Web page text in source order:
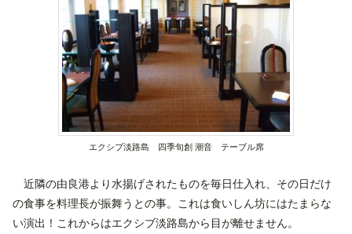
エクシブ淡路島 四季旬創 潮音 テーブル席
近隣の由良港より水揚げされたものを毎日仕入れ、その日だけ
の食事を料理長が振舞うとの事。これは食いしん坊にはたまらな
い演出！これからはエクシブ淡路島から目が離せません。